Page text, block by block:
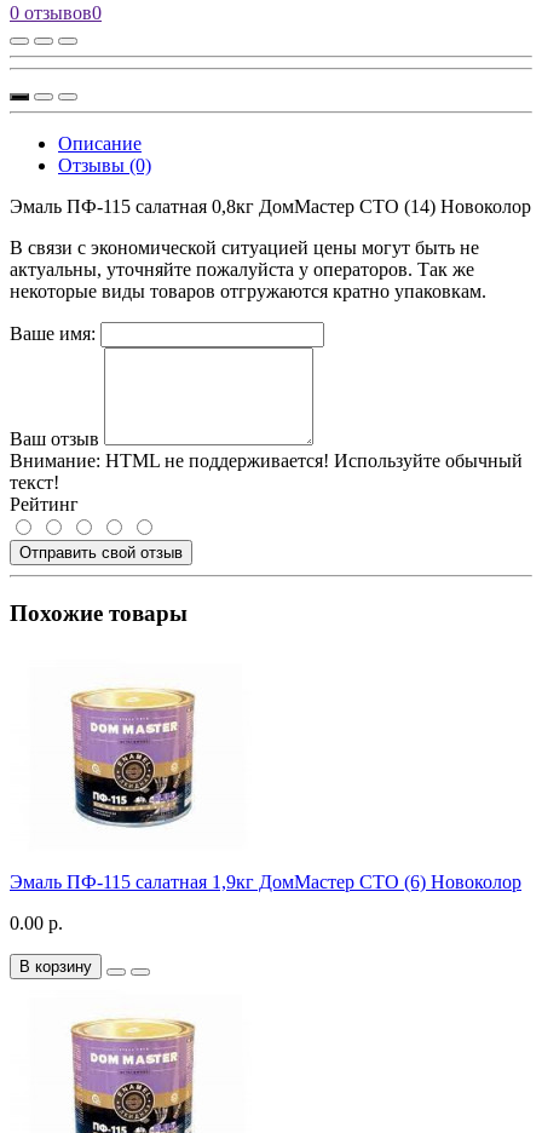
0 отзывов0
Описание
Отзывы (0)
Эмаль ПФ-115 салатная 0,8кг ДомМастер СТО (14) Новоколор
В связи с экономической ситуацией цены могут быть не
актуальны, уточняйте пожалуйста у операторов. Так же
некоторые виды товаров отгружаются кратно упаковкам.
Ваше имя:
Ваш отзыв
Внимание: HTML не поддерживается! Используйте обычный
текст!
Рейтинг
Отправить свой отзыв
Похожие товары
Эмаль ПФ-115 салатная 1,9кг ДомМастер СТО (6) Новоколор
0.00 р.
В корзину